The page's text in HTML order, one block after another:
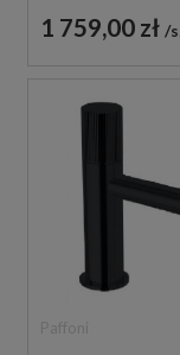
1 759,00 zł